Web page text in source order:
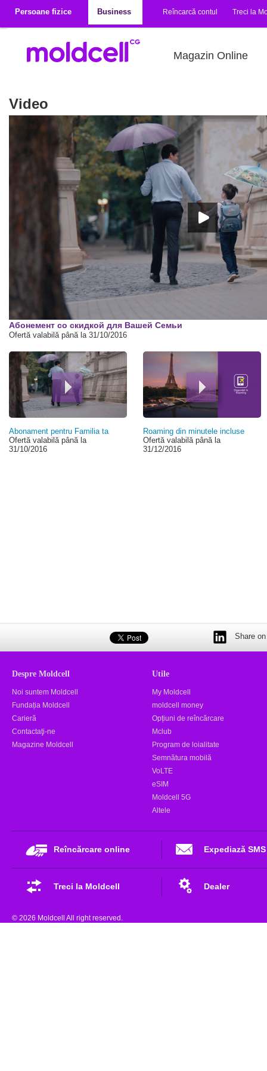
Persoane fizice
Business Reîncarcă contul Treci la
Magazin Online
Video
Абонемент со скидкой для Вашей Семьи
Ofertă valabilă până la 31/10/2016
Abonament pentru Familia ta
Ofertă valabilă până la
31/10/2016
Roaming din minutele incluse
Ofertă valabilă până la
31/12/2016
Share
Despre Moldcell
Noi suntem Moldcell
Fundația Moldcell
Carieră
Contactaţi-ne
Magazine Moldcell
Utile
My Moldcell
moldcell money
Opțiuni de reîncărcare
Mclub
Program de loialitate
Semnătura mobilă
VoLTE
eSIM
Moldcell 5G
Altele
Reîncărcare online Expediază SMS
Treci la Moldcell Dealer
© 2026 Moldcell All right reserved.